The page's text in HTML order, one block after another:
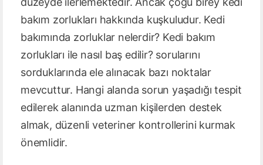
bakım zorlukları hakkında kuşkuludur. Kedi
bakımında zorluklar nelerdir? Kedi bakım
zorlukları ile nasıl baş edilir? sorularını
sorduklarında ele alınacak bazı noktalar
mevcuttur. Hangi alanda sorun yaşadığı tespit
edilerek alanında uzman kişilerden destek
almak, düzenli veteriner kontrollerini kurmak
önemlidir.